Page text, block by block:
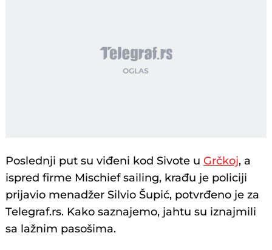
Poslednji put su viđeni kod Sivote uGrčkoj, a
ispred firme Mischief sailing, krađu je policiji
prijavio menadžer Silvio Šupić, potvrđeno je za
Telegraf.rs. Kako saznajemo, jahtu su iznajmili
sa lažnim pasošima.